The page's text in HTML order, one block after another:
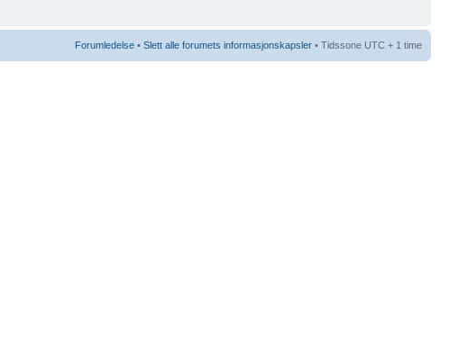
Forumledelse • Slett alle forumets informasjonskapsler • Tidssone UTC + 1 time